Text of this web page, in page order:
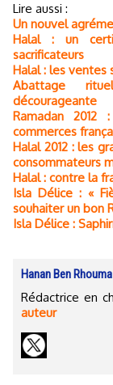
Lire aussi :
Un nouvel
Halal : un
sacrificateurs
Halal : les ventes
Abattage
décourageante
Ramadan 2012
commerces
Halal 2012 : les
consommateurs
Halal : contre la
Isla Délice : «
souhaiter un bon
Isla Délice :
Hanan Ben Rhouma
Rédactrice en
auteur